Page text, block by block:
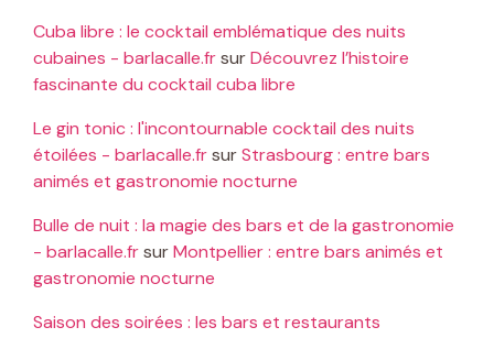
Cuba libre : le cocktail emblématique des nuits
cubaines - barlacalle.frsurDécouvrez l’histoire
fascinante du cocktail cuba libre
Le gin tonic : l'incontournable cocktail des nuits
étoilées - barlacalle.frsurStrasbourg : entre bars
animés et gastronomie nocturne
Bulle de nuit : la magie des bars et de la gastronomie
- barlacalle.frsurMontpellier : entre bars animés et
gastronomie nocturne
Saison des soirées : les bars et restaurants